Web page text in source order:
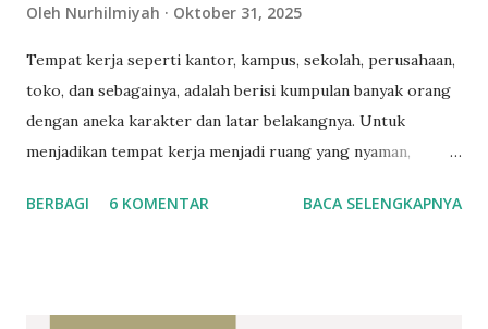
Oleh Nurhilmiyah Oktober 31, 2025
Tempat kerja seperti kantor, kampus, sekolah, perusahaan,
toko, dan sebagainya, adalah berisi kumpulan banyak orang
dengan aneka karakter dan latar belakangnya. Untuk
menjadikan tempat kerja menjadi ruang yang nyaman,
(lingkaran) pertemanan. Di satu sisi menciptakan circle-
BERBAGI 6 KOMENTAR BACA SELENGKAPNYA